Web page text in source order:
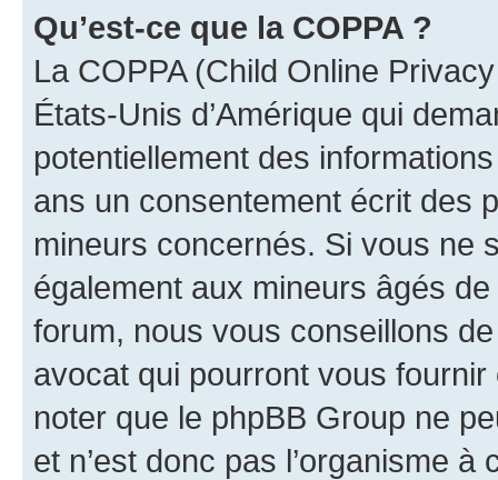
Qu’est-ce que la COPPA ?
La COPPA (Child Online
États-Unis d’Amérique qui
potentiellement des
ans un consentement écrit des
mineurs concernés. Si vous ne
également aux mineurs âgés
forum, nous vous conseillons
avocat qui pourront vous
noter que le phpBB Group ne
et n’est donc pas l’organisme